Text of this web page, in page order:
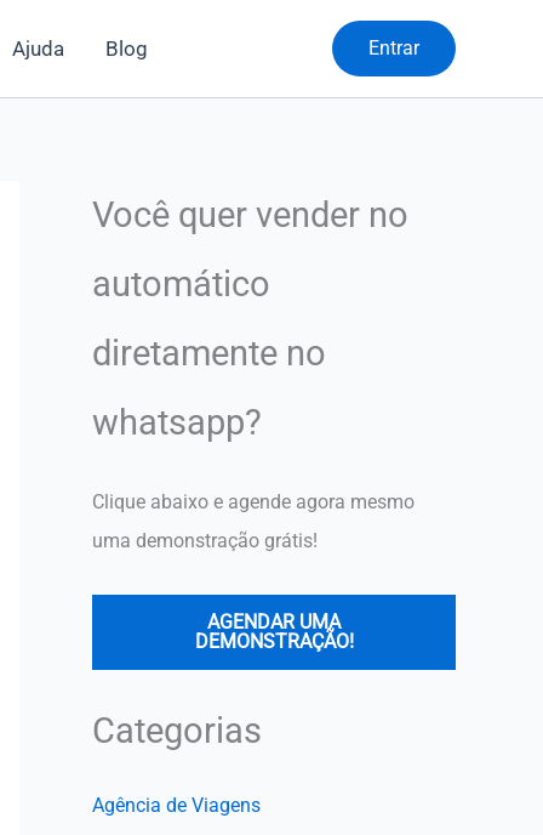
Ajuda Blog Entrar
Você quer vender no
automático
diretamente no
whatsapp?
Clique abaixo e agende agora mesmo
uma demonstração grátis!
AGENDAR UMA
DEMONSTRAÇÃO!
Categorias
Agência de Viagens